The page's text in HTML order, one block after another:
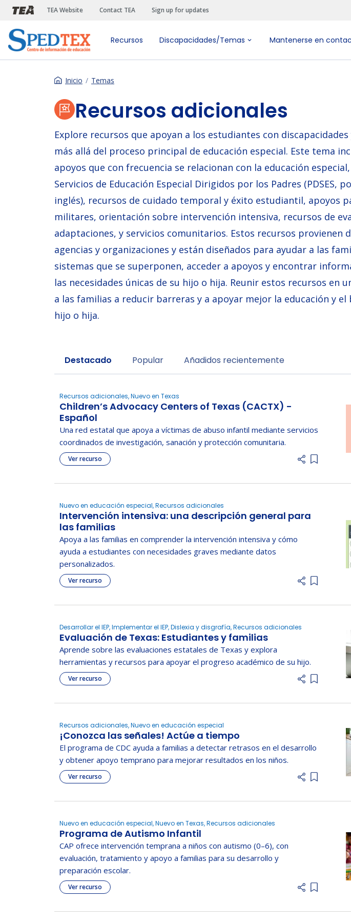
Pasar al contenido principal
TEA Website Contact TEA Sign up for updates
Recursos Discapacidades/Temas Mantenerse en
Inicio Temas
Recursos adicionales
Explore recursos que apoyan a los estudiantes con
más allá del proceso principal de educación especial. Este tema
apoyos que con frecuencia se relacionan con la educación
Servicios de Educación Especial Dirigidos por los Padres (PDSES,
inglés), recursos de cuidado temporal y éxito estudiantil, apoyos
militares, orientación sobre intervención intensiva, recursos de
adaptaciones, y servicios comunitarios. Estos recursos provienen
agencias y organizaciones y están diseñados para ayudar a las
sistemas que se superponen, acceder a apoyos y encontrar
las necesidades únicas de su hijo o hija. Reunir estos recursos en
a las familias a reducir barreras y a apoyar mejor la educación y el
hijo o hija.
Sort by
Destacado Popular Añadidos recientemente
Recursos adicionales, Nuevo en Texas
Children’s Advocacy Centers of Texas (CACTX) -
Español
Una red estatal que apoya a víctimas de abuso infantil mediante servicios
coordinados de investigación, sanación y protección comunitaria.
Ver recurso
Add item
Nuevo en educación especial, Recursos adicionales
Intervención intensiva: una descripción general para
las familias
Apoya a las familias en comprender la intervención intensiva y cómo
ayuda a estudiantes con necesidades graves mediante datos
personalizados.
Ver recurso
Add item
Desarrollar el IEP, Implementar el IEP, Dislexia y disgrafía, Recursos adicionales
Evaluación de Texas: Estudiantes y familias
Aprende sobre las evaluaciones estatales de Texas y explora
herramientas y recursos para apoyar el progreso académico de su hijo.
Ver recurso
Add item
Recursos adicionales, Nuevo en educación especial
¡Conozca las señales! Actúe a tiempo
El programa de CDC ayuda a familias a detectar retrasos en el desarrollo
y obtener apoyo temprano para mejorar resultados en los niños.
Ver recurso
Add item
Nuevo en educación especial, Nuevo en Texas, Recursos adicionales
Programa de Autismo Infantil
CAP ofrece intervención temprana a niños con autismo (0–6), con
evaluación, tratamiento y apoyo a familias para su desarrollo y
preparación escolar.
Ver recurso
Add item